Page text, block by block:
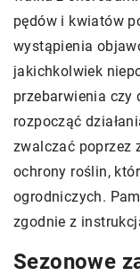
pędów i kwiatów
wystąpienia
jakichkolwiek
przebarwienia czy
rozpocząć
zwalczać poprzez
ochrony roślin,
ogrodniczych.
zgodnie z
Sezonowe